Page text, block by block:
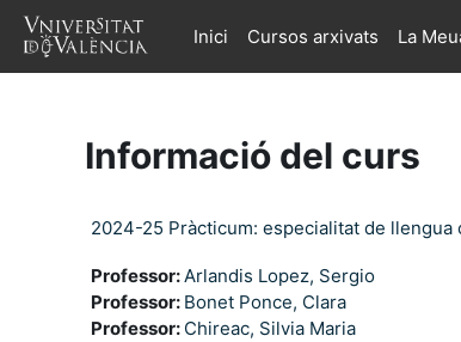
Ves al contingut principal
Inici
Cursos arxivats La
Informació del curs
2024-25 Pràcticum: especialitat de
Professor:Arlandis Lopez, Sergio
Professor: Bonet Ponce, Clara
Professor: Chireac, Silvia Maria